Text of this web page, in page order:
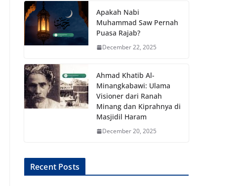
Apakah Nabi
Muhammad Saw Pernah
Puasa Rajab?
December 22, 2025
Ahmad Khatib Al-
Minangkabawi: Ulama
Visioner dari Ranah
Minang dan Kiprahnya di
Masjidil Haram
December 20, 2025
Recent Posts